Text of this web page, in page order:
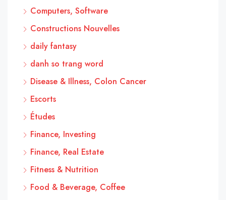
Computers, Software
Constructions Nouvelles
daily fantasy
danh so trang word
Disease & Illness, Colon Cancer
Escorts
Études
Finance, Investing
Finance, Real Estate
Fitness & Nutrition
Food & Beverage, Coffee